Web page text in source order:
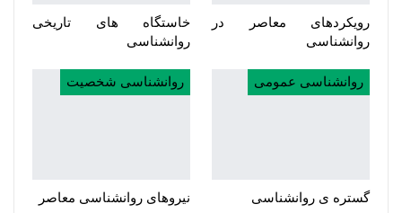
رویکردهای معاصر در
روانشناسی
خاستگاه های تاریخی
روانشناسی
روانشناسی عمومی
گستره ی روانشناسی
روانشناسی شخصیت
نیروهای روانشناسی معاصر